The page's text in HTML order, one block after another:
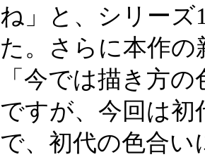
ね」と、シリーズ
た。さらに本作
「今では描き方
ですが、今回は
で、初代の色合